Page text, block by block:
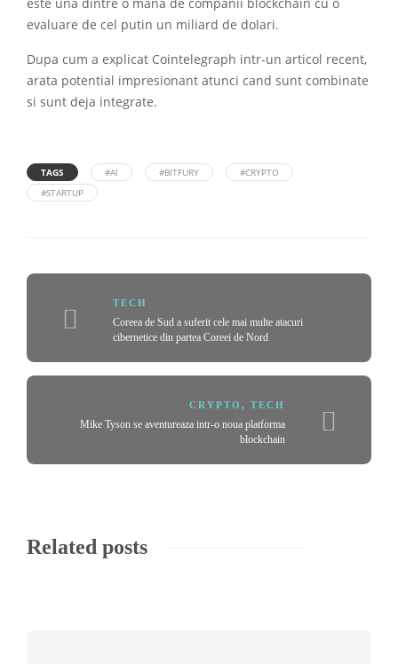
este una dintre o mana de companii blockchain cu o
evaluare de cel putin un miliard de dolari.
Dupa cum a explicat Cointelegraph intr-un articol recent,
arata potential impresionant atunci cand sunt combinate
si sunt deja integrate.
TAGS #AI #BITFURY
#CRYPTO
#STARTUP
TECH
Coreea de Sud a suferit cele mai multe atacuri
cibernetice din partea Coreei de Nord
CRYPTO , TECH
Mike Tyson se aventureaza intr-o noua platforma
blockchain
Related posts